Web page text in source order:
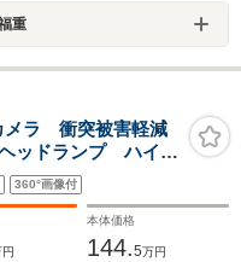
重
ラ 衝突被害軽減
ッドランプ ハイビ
シートヒータ
イト 運転席・助
360°画像付
円
本体価格
144.5万円